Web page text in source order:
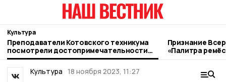
Культура
Преподаватели Котовского техникума
посмотрели достопримечательности
Моршанска и Новотомниково
Признание
«Палитра
котовские
Культура 18 ноября 2023, 11:27